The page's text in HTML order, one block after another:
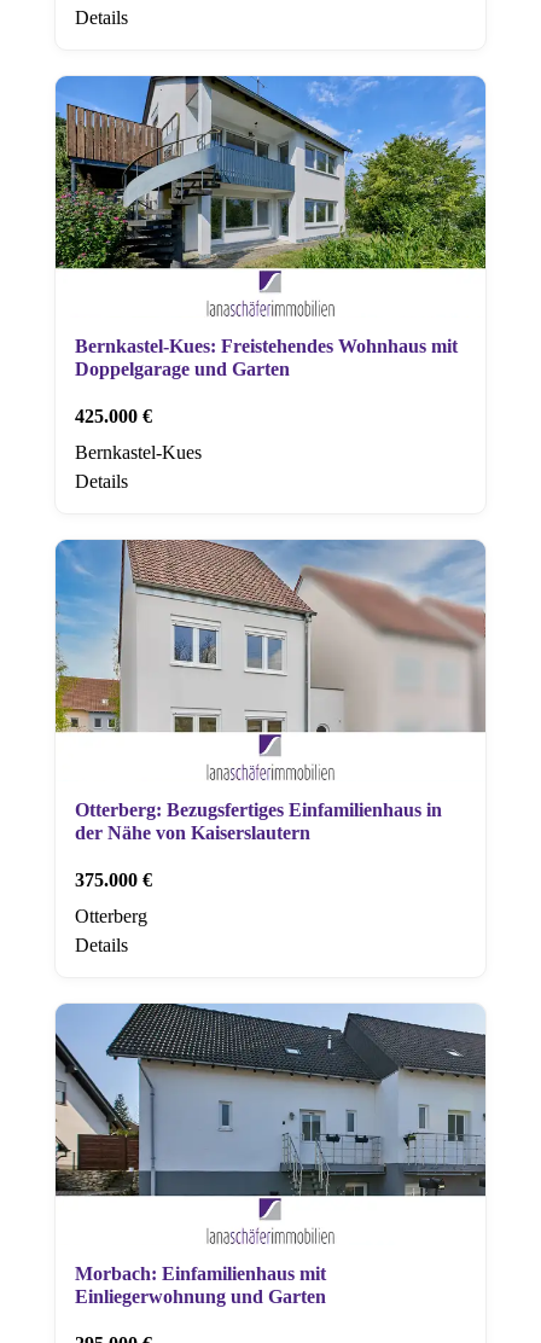
Details
Bernkastel-Kues: Freistehendes Wohnhaus mit
Doppelgarage und Garten
425.000 €
Bernkastel-Kues
Details
Otterberg: Bezugsfertiges Einfamilienhaus in
der Nähe von Kaiserslautern
375.000 €
Otterberg
Details
Morbach: Einfamilienhaus mit
Einliegerwohnung und Garten